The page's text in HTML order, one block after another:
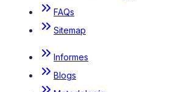
FAQs
Sitemap
Informes
Blogs